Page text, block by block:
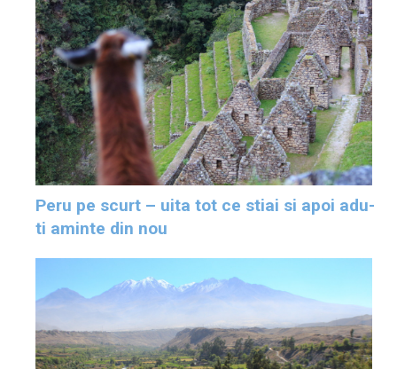
Peru pe scurt – uita tot ce stiai si apoi adu-
ti aminte din nou